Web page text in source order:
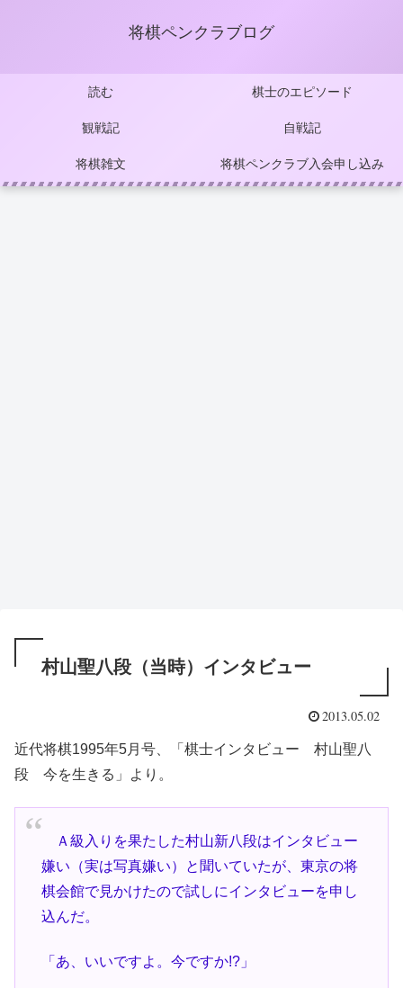
将棋ペンクラブログ
読む 棋士のエピソード
観戦記 自戦記
将棋雑文 将棋ペンクラブ入会申し込み
村山聖八段（当時）インタビュー
2013.05.02
近代将棋1995年5月号、「棋士インタビュー 村山聖八
段 今を生きる」より。
Ａ級入りを果たした村山新八段はインタビュー
嫌い（実は写真嫌い）と聞いていたが、東京の将
棋会館で見かけたので試しにインタビューを申し
込んだ。
「あ、いいですよ。今ですか!?」